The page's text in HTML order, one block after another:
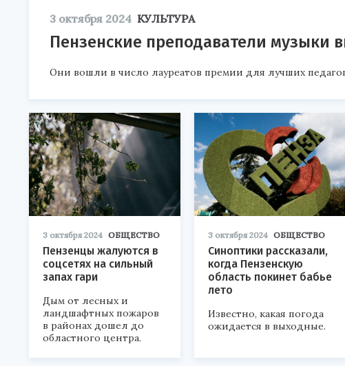
3 октября 2024 КУЛЬТУРА
Пензенские преподаватели музыки
Они вошли в число лауреатов премии для лучших
3 октября 2024 ОБЩЕСТВО
Пензенцы жалуются в
соцсетях на сильный
запах гари
Дым от лесных и
ландшафтных пожаров
в районах дошел до
областного центра.
3 октября 2024 ОБЩЕСТВО
Синоптики рассказали,
когда Пензенскую
область покинет бабье
лето
Известно, какая погода
ожидается в выходные.